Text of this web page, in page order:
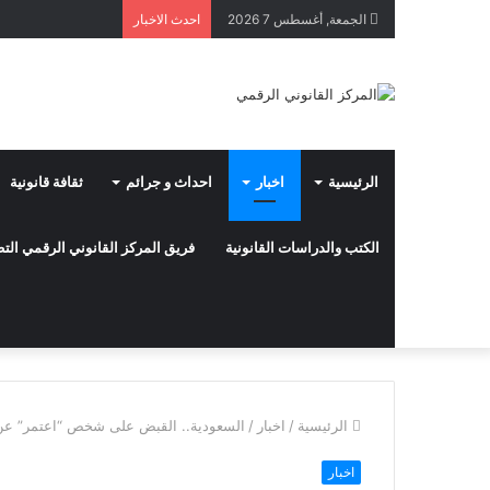
الجمعة, أغسطس 7 2026 احدث الاخبار
الرئيسية اخبار احداث و جرائم ثقافة قانونية
الكتب والدراسات القانونية فريق المركز القانوني الرقمي
الرئيسية / اخبار / السعودية.. القبض على شخص “اعتمر” عن
اخبار